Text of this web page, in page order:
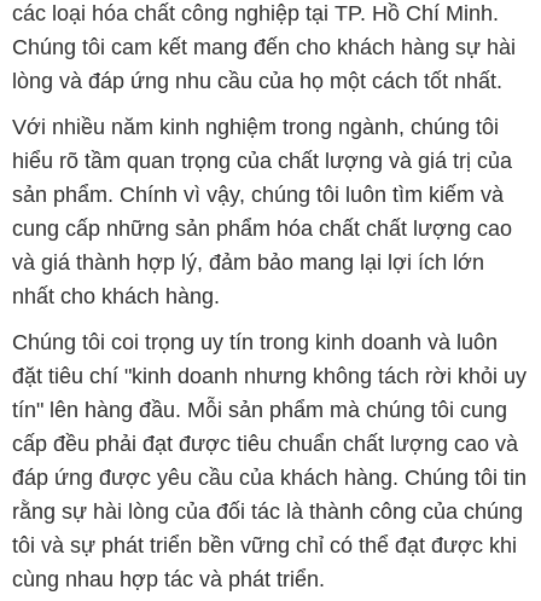
các loại hóa chất công nghiệp tại TP. Hồ Chí Minh.
Chúng tôi cam kết mang đến cho khách hàng sự hài
lòng và đáp ứng nhu cầu của họ một cách tốt nhất.
Với nhiều năm kinh nghiệm trong ngành, chúng tôi
hiểu rõ tầm quan trọng của chất lượng và giá trị của
sản phẩm. Chính vì vậy, chúng tôi luôn tìm kiếm và
cung cấp những sản phẩm hóa chất chất lượng cao
và giá thành hợp lý, đảm bảo mang lại lợi ích lớn
nhất cho khách hàng.
Chúng tôi coi trọng uy tín trong kinh doanh và luôn
đặt tiêu chí "kinh doanh nhưng không tách rời khỏi uy
tín" lên hàng đầu. Mỗi sản phẩm mà chúng tôi cung
cấp đều phải đạt được tiêu chuẩn chất lượng cao và
đáp ứng được yêu cầu của khách hàng. Chúng tôi tin
rằng sự hài lòng của đối tác là thành công của chúng
tôi và sự phát triển bền vững chỉ có thể đạt được khi
cùng nhau hợp tác và phát triển.